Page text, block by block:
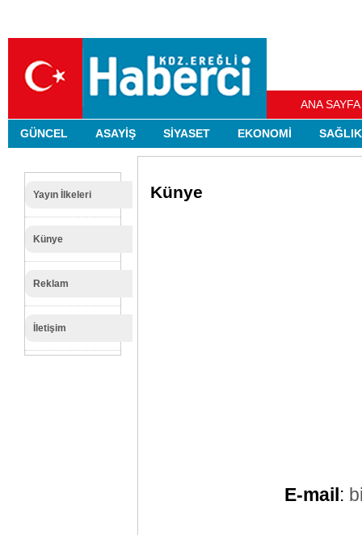
ANA SAYFA
GÜNCEL ASAYİŞ SİYASET EKONOMİ SAĞLIK
Yayın İlkeleri
Künye
Reklam
İletişim
Künye
E-mail: